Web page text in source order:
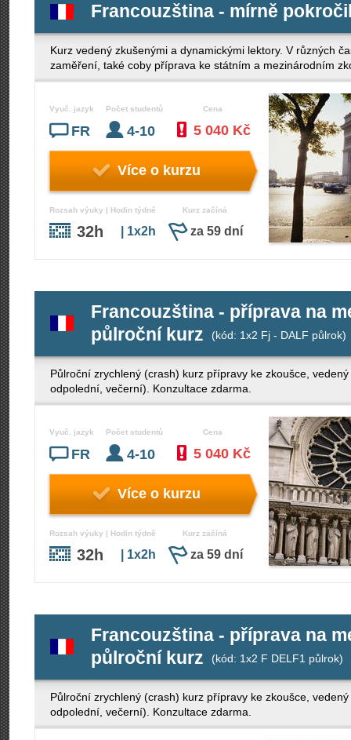
Francouzština - mírně
Kurz vedený zkušenými a dynamickými lektory. V různých
zaměření, také coby příprava ke státním a mezinárodním
Vyuč. jazyk
FR
Počet studentů
4-10
Cena
5 040 Kč
Více o kurzu
Rozsah výuky | Hodin týdně
32h | 1x2h
Kurz začíná
za 59 dní
Francouzština - příprava na
půlroční kurz
(kód: 1x2 Fj - DALF půlrok)
Půlroční zrychlený (crash) kurz přípravy ke zkoušce,
odpolední, večerní). Konzultace zdarma.
Vyuč. jazyk
FR
Počet studentů
4-10
Cena
5 040 Kč
Více o kurzu
Rozsah výuky | Hodin týdně
32h | 1x2h
Kurz začíná
za 59 dní
Francouzština - příprava na
půlroční kurz
(kód: 1x2 F DELF1 půlrok)
Půlroční zrychlený (crash) kurz přípravy ke zkoušce,
odpolední, večerní). Konzultace zdarma.